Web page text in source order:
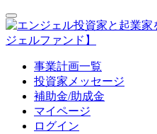
事業計画一覧
投資家メッセージ
補助金/助成金
マイページ
ログイン